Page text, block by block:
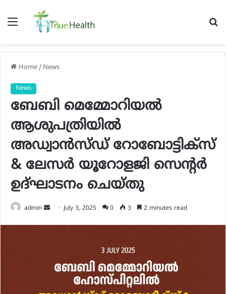
Menu
Home / News
News
ബേബി മെമ്മോറിയൽ
ആശുപത്രിയിൽ
അഡ്വാൻസ്ഡ് റോബോട്ടിക്സ്
& ലേസർ യൂറോളജി സെന്റർ
ഉദ്ഘാടനം ചെയ്തു
admin
Send July 3, 2025 0 3 2 minutes read